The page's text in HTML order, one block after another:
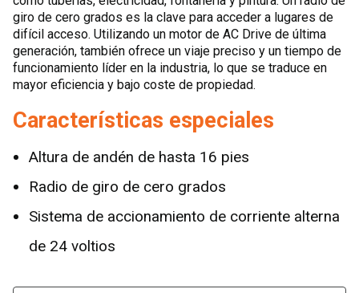
giro de cero grados es la clave para acceder a lugares de
difícil acceso. Utilizando un motor de AC Drive de última
generación, también ofrece un viaje preciso y un tiempo de
funcionamiento líder en la industria, lo que se traduce en
mayor eficiencia y bajo coste de propiedad.
Características especiales
Altura de andén de hasta 16 pies
Radio de giro de cero grados
Sistema de accionamiento de corriente alterna
de 24 voltios